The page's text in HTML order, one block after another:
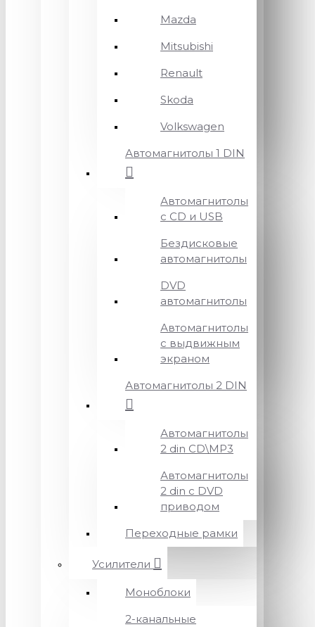
Mazda
Mitsubishi
Renault
Skoda
Volkswagen
Автомагнитолы 1 DIN
Автомагнитолы
с CD и USB
Бездисковые
автомагнитолы
DVD
автомагнитолы
Автомагнитолы
с выдвижным
экраном
Автомагнитолы 2 DIN
Автомагнитолы
2 din CD\MP3
Автомагнитолы
2 din с DVD
приводом
Переходные рамки
Усилители
Моноблоки
2-канальные